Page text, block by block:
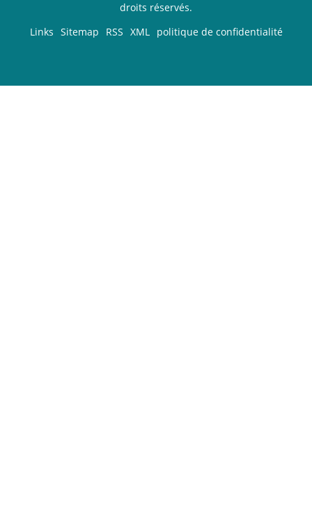
droits réservés.
Links Sitemap RSS XML politique de confidentialité